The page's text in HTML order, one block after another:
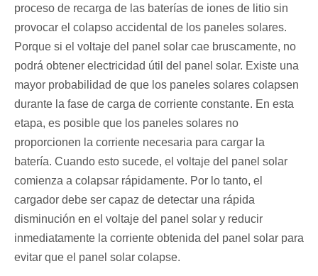
proceso de recarga de las baterías de iones de litio sin
provocar el colapso accidental de los paneles solares.
Porque si el voltaje del panel solar cae bruscamente, no
podrá obtener electricidad útil del panel solar. Existe una
mayor probabilidad de que los paneles solares colapsen
durante la fase de carga de corriente constante. En esta
etapa, es posible que los paneles solares no
proporcionen la corriente necesaria para cargar la
batería. Cuando esto sucede, el voltaje del panel solar
comienza a colapsar rápidamente. Por lo tanto, el
cargador debe ser capaz de detectar una rápida
disminución en el voltaje del panel solar y reducir
inmediatamente la corriente obtenida del panel solar para
evitar que el panel solar colapse.